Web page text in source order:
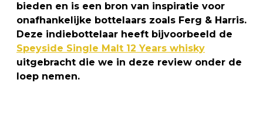
bieden en is een bron van inspiratie voor
onafhankelijke bottelaars zoals Ferg & Harris.
Deze indiebottelaar heeft bijvoorbeeld de
Speyside Single Malt 12 Years whisky
uitgebracht die we in deze review onder de
loep nemen.